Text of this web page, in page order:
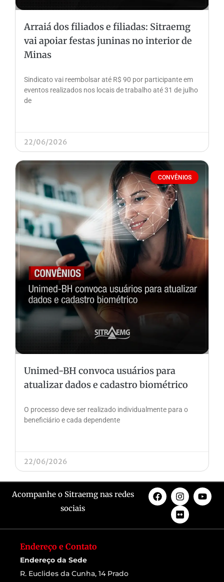
Arraiá dos filiados e filiadas: Sitraemg
vai apoiar festas juninas no interior de
Minas
Sindicato vai reembolsar até R$ 90 por participante em
eventos realizados nos locais de trabalho até 31 de julho
de
22/06/2026
CONVÊNIOS
Unimed-BH convoca usuários para
atualizar dados e cadastro biométrico
O processo deve ser realizado individualmente para o
beneficiário e cada dependente
22/06/2026
Acompanhe o Sitraemg nas redes
sociais
Endereço e Contato
Endereço da Sede
R. Euclides da Cunha, 14 Prado